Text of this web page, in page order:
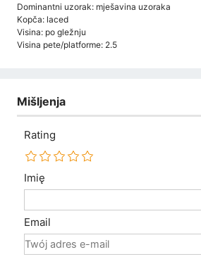
Dominantni uzorak: mješavina uzoraka
Kopča: laced
Visina: po gležnju
Visina pete/platforme: 2.5
Mišljenja
Rating
Imię
Email